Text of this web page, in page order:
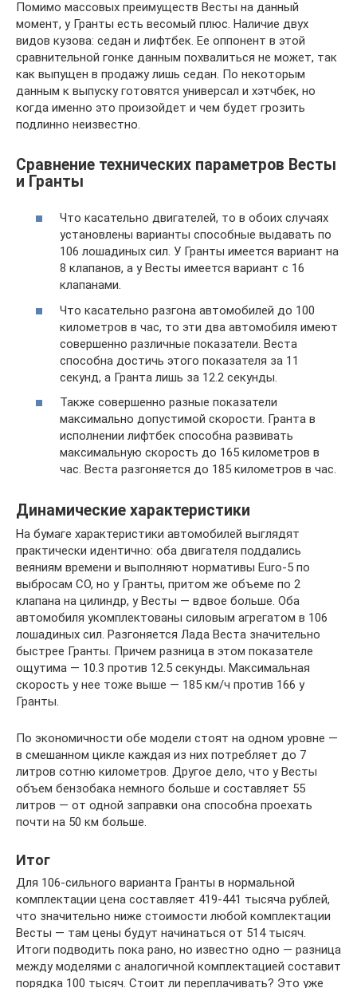
Помимо массовых преимуществ Весты на данный
момент, у Гранты есть весомый плюс. Наличие двух
видов кузова: седан и лифтбек. Ее оппонент в этой
сравнительной гонке данным похвалиться не может, так
как выпущен в продажу лишь седан. По некоторым
данным к выпуску готовятся универсал и хэтчбек, но
когда именно это произойдет и чем будет грозить
подлинно неизвестно.
Сравнение технических параметров Весты
и Гранты
Что касательно двигателей, то в обоих случаях
установлены варианты способные выдавать по
106 лошадиных сил. У Гранты имеется вариант на
8 клапанов, а у Весты имеется вариант с 16
клапанами.
Что касательно разгона автомобилей до 100
километров в час, то эти два автомобиля имеют
совершенно различные показатели. Веста
способна достичь этого показателя за 11
секунд, а Гранта лишь за 12.2 секунды.
Также совершенно разные показатели
максимально допустимой скорости. Гранта в
исполнении лифтбек способна развивать
максимальную скорость до 165 километров в
час. Веста разгоняется до 185 километров в час.
Динамические характеристики
На бумаге характеристики автомобилей выглядят
практически идентично: оба двигателя поддались
веяниям времени и выполняют нормативы Euro-5 по
выбросам СО, но у Гранты, притом же объеме по 2
клапана на цилиндр, у Весты — вдвое больше. Оба
автомобиля укомплектованы силовым агрегатом в 106
лошадиных сил. Разгоняется Лада Веста значительно
быстрее Гранты. Причем разница в этом показателе
ощутима — 10.3 против 12.5 секунды. Максимальная
скорость у нее тоже выше — 185 км/ч против 166 у
Гранты.
По экономичности обе модели стоят на одном уровне —
в смешанном цикле каждая из них потребляет до 7
литров сотню километров. Другое дело, что у Весты
объем бензобака немного больше и составляет 55
литров — от одной заправки она способна проехать
почти на 50 км больше.
Итог
Для 106-сильного варианта Гранты в нормальной
комплектации цена составляет 419-441 тысяча рублей,
что значительно ниже стоимости любой комплектации
Весты — там цены будут начинаться от 514 тысяч.
Итоги подводить пока рано, но известно одно — разница
между моделями с аналогичной комплектацией составит
порядка 100 тысяч. Стоит ли переплачивать? Это уже